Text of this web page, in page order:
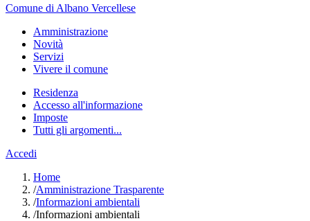
Comune di Albano Vercellese
Amministrazione
Novità
Servizi
Vivere il comune
Residenza
Accesso all'informazione
Imposte
Tutti gli argomenti...
Accedi
Home
/Amministrazione Trasparente
/Informazioni ambientali
/Informazioni ambientali